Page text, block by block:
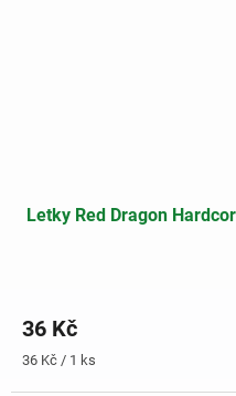
Letky Red Dragon
36 Kč
Měrná
36 Kč / 1 ks